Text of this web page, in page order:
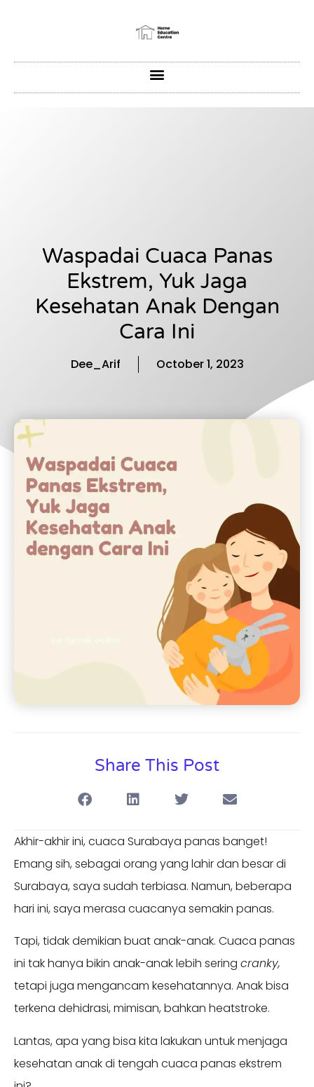
Waspadai Cuaca Panas
Ekstrem, Yuk Jaga
Kesehatan Anak Dengan
Cara Ini
Dee_Arif October 1, 2023
Share This Post
Akhir-akhir ini, cuaca Surabaya panas banget!
Emang sih, sebagai orang yang lahir dan besar di
Surabaya, saya sudah terbiasa. Namun, beberapa
hari ini, saya merasa cuacanya semakin panas.
Tapi, tidak demikian buat anak-anak. Cuaca panas
ini tak hanya bikin anak-anak lebih sering cranky,
tetapi juga mengancam kesehatannya. Anak bisa
terkena dehidrasi, mimisan, bahkan heatstroke.
Lantas, apa yang bisa kita lakukan untuk menjaga
kesehatan anak di tengah cuaca panas ekstrem